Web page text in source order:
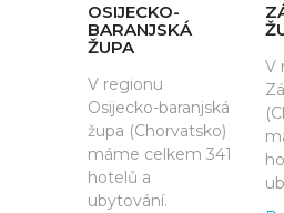
OSIJECKO-
BARANJSKÁ
ŽUPA
V regionu
Osijecko-baranjská
župa (Chorvatsko)
máme celkem 341
hotelů a
ubytování.
V